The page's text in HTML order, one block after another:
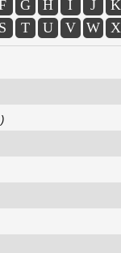
G H I J K
S T U V W X